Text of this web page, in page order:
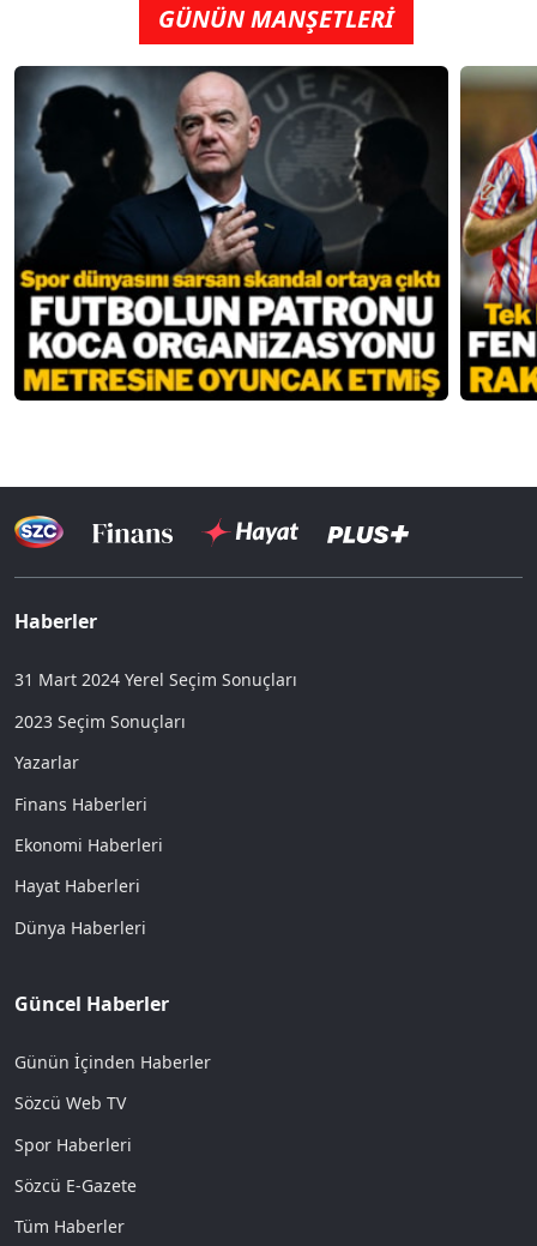
GÜNÜN MANŞETLERİ
Haberler
31 Mart 2024 Yerel Seçim Sonuçları
2023 Seçim Sonuçları
Yazarlar
Finans Haberleri
Ekonomi Haberleri
Hayat Haberleri
Dünya Haberleri
Güncel Haberler
Günün İçinden Haberler
Sözcü Web TV
Spor Haberleri
Sözcü E-Gazete
Tüm Haberler